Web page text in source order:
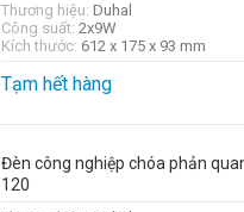
Thương hiệu: Duhal
Công suất: 2x9W
Kích thước: 612 x 175 x 93 mm
Tạm hết hàng
Đèn công nghiệp chóa phản
120